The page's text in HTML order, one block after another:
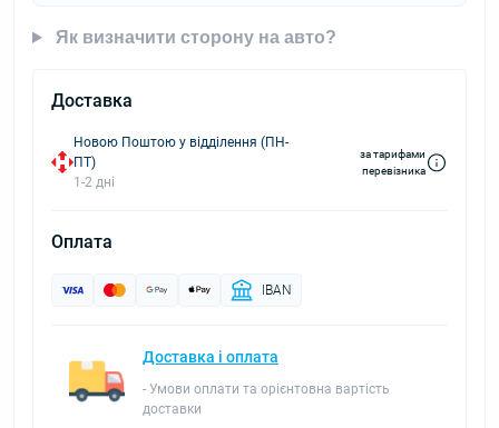
Як визначити сторону на авто?
Доставка
Новою Поштою у відділення (ПН-
ПТ)
1-2 дні
за тарифами
перевізника
Оплата
IBAN
Доставка і оплата
- Умови оплати та орієнтовна вартість
доставки